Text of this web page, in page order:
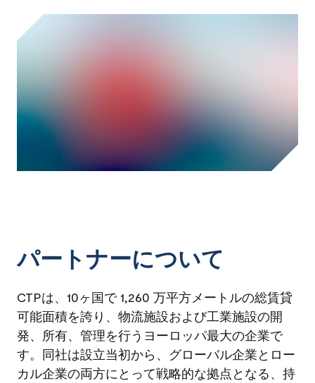
パートナーについて
CTPは、10ヶ国で 1,260 万平方メートルの総賃貸
可能面積を誇り、物流施設および工業施設の開
発、所有、管理を行うヨーロッパ最大の企業で
す。同社は設立当初から、グローバル企業とロー
カル企業の両方にとって戦略的な拠点となる、持